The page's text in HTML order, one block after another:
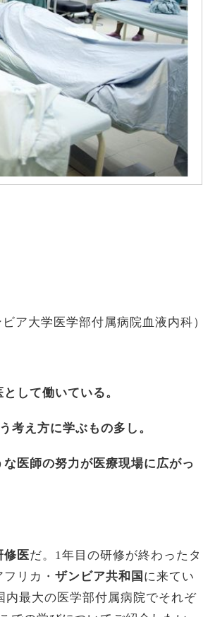
ア大学医学部付属病院血液内科）
して働いている。
考え方に学ぶもの多し。
医師の努力が医療現場に広がっ
修医だ。1年目の研修が終わったタ
リカ・ ザンビア共和国 に来てい
内最大の医学部付属病院でそれぞ